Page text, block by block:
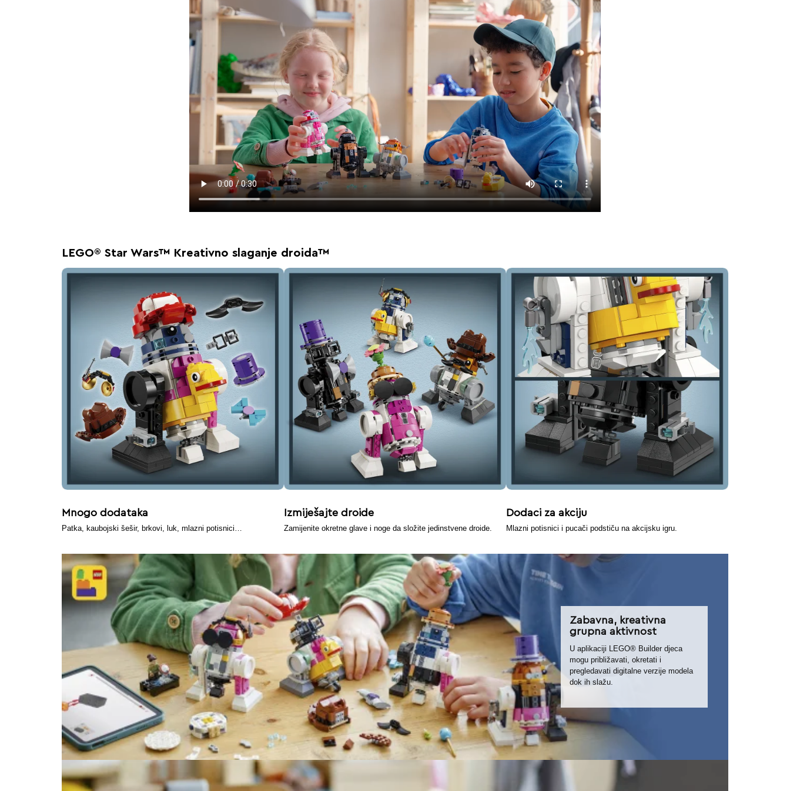
LEGO® Star Wars™ Kreativno slaganje droida™
Mnogo dodataka
Patka, kaubojski šešir, brkovi, luk, mlazni potisnici…
Izmiješajte droide
Zamijenite okretne glave i noge da složite jedinstvene droide.
Dodaci za akciju
Mlazni potisnici i pucači podstiču na akcijsku igru.
Zabavna, kreativna
grupna aktivnost
U aplikaciji LEGO® Builder djeca
mogu približavati, okretati i
pregledavati digitalne verzije modela
dok ih slažu.